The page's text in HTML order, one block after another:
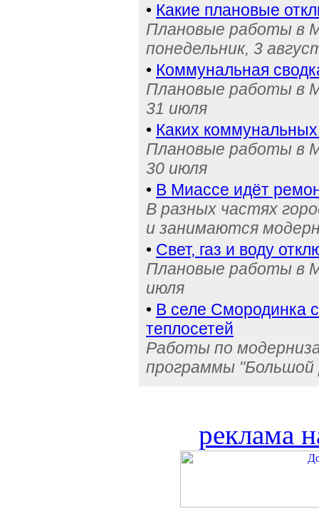
• Какие плановые
Плановые работы в
понедельник, 3
• Коммунальная
Плановые работы в
31 июля
• Каких
Плановые работы в
30 июля
• В Миассе идёт
В разных частях
и занимаются
• Свет, газ и воду
Плановые работы в
июля
• В селе Смородинка
теплосетей
Работы по
программы
реклама